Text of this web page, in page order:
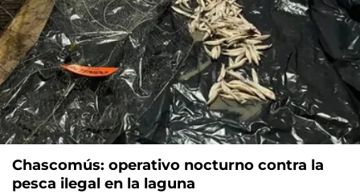
Chascomús: operativo nocturno contra la
pesca ilegal en la laguna